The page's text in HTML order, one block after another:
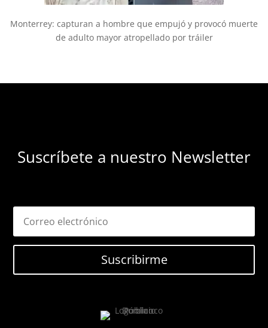
Monterrey: capturan a hombre que empujó y provocó muerte
de adulto mayor atropellado por tráiler
Suscríbete a nuestro Newsletter
Suscribirme